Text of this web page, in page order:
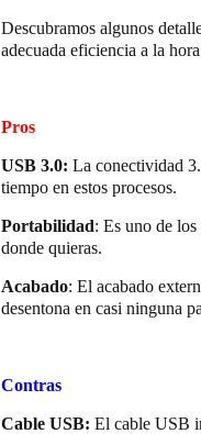
Descubramos algunos
adecuada eficiencia a la
Pros
USB 3.0: La conectividad
tiempo en estos procesos.
Portabilidad: Es uno de
donde quieras.
Acabado: El acabado
desentona en casi ninguna
Contras
Cable USB: El cable USB